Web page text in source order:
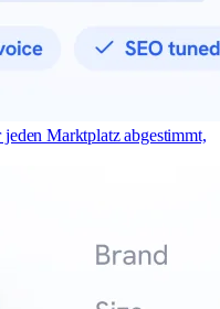
Marktplatz abgestimmt,